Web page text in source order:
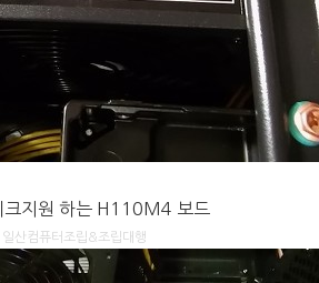
크지원 하는 H110M4 보드
일산컴퓨터조립&조립대행